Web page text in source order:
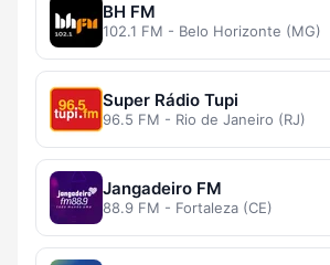
BH FM
102.1 FM - Belo Horizonte (MG)
Super Rádio Tupi
96.5 FM - Rio de Janeiro (RJ)
Jangadeiro FM
88.9 FM - Fortaleza (CE)